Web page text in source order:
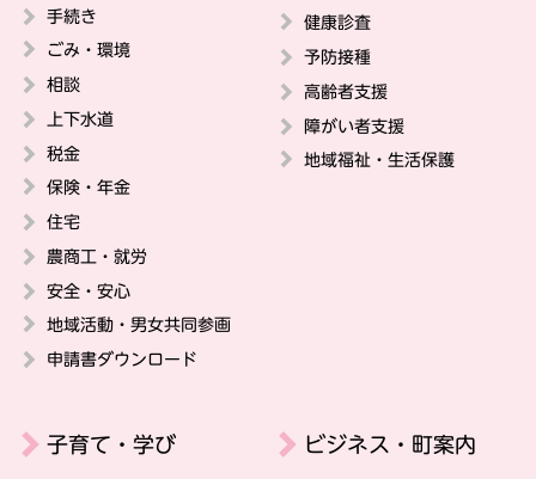
手続き
ごみ・環境
相談
上下水道
税金
保険・年金
住宅
農商工・就労
安全・安心
地域活動・男女共同参画
申請書ダウンロード
健康診査
予防接種
高齢者支援
障がい者支援
地域福祉・生活保護
子育て・学び ビジネス・町案内